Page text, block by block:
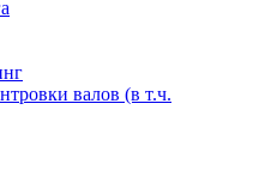
валов (в т.ч.